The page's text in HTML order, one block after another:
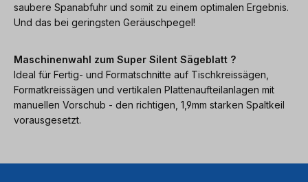
saubere Spanabfuhr und somit zu einem optimalen Ergebnis.
Und das bei geringsten Geräuschpegel!
Maschinenwahl zum Super Silent Sägeblatt ?
Ideal für Fertig- und Formatschnitte auf Tischkreissägen,
Formatkreissägen und vertikalen Plattenaufteilanlagen mit
manuellen Vorschub - den richtigen, 1,9mm starken Spaltkeil
vorausgesetzt.